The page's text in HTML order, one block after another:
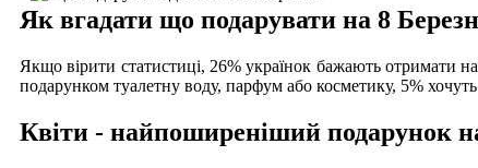
Як вгадати що подарувати на 8
Якщо вірити статистиці, 26% українок бажають отримати
подарунком туалетну воду, парфум або косметику, 5%
Квіти - найпоширеніший подарунок